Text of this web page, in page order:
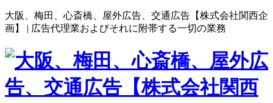
大阪、梅田、心斎橋、屋外広告、交通広告【株式会社関西企
画】 | 広告代理業およびそれに附帯する一切の業務